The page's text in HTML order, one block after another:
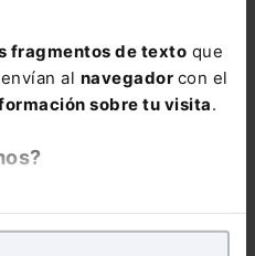
fragmentos de texto que
al navegador con el
sobre tu visita.
tu experienciaen
415,00€
332,00€